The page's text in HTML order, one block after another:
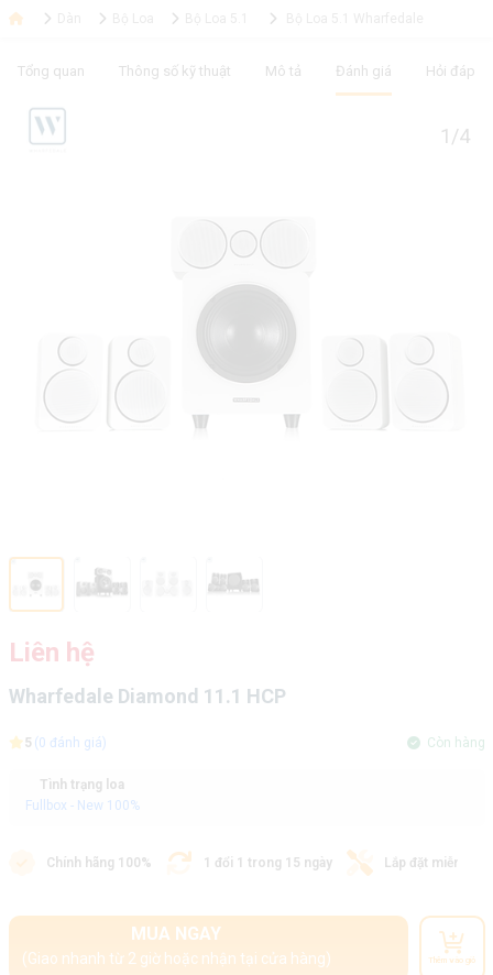
Tổng quan Thông số kỹ thuật Mô tả Đánh giá Hỏi đáp
1/4
Liên hệ
Wharfedale Diamond 11.1 HCP
5 (0 đánh giá) Còn hàng
Tình trạng loa
Fullbox - New 100%
Chính hãng 100% 1 đổi 1 trong 15 ngày Lắp đặt miễn phí
MUA NGAY
(Giao nhanh từ 2 giờ hoặc nhận tại cửa hàng) Thêm vào giỏ